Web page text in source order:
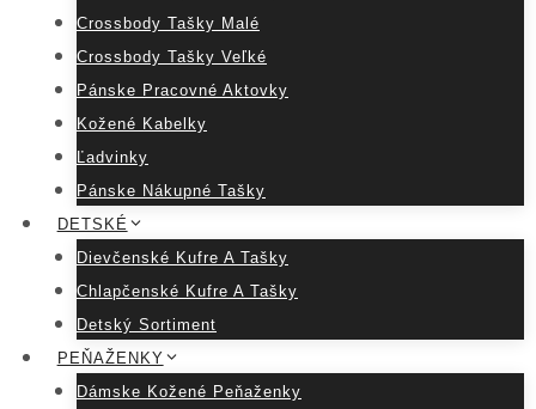
Crossbody Tašky Malé
Crossbody Tašky Veľké
Pánske Pracovné Aktovky
Kožené Kabelky
Ľadvinky
Pánske Nákupné Tašky
DETSKÉ
Dievčenské Kufre A Tašky
Chlapčenské Kufre A Tašky
Detský Sortiment
PEŇAŽENKY
Dámske Kožené Peňaženky